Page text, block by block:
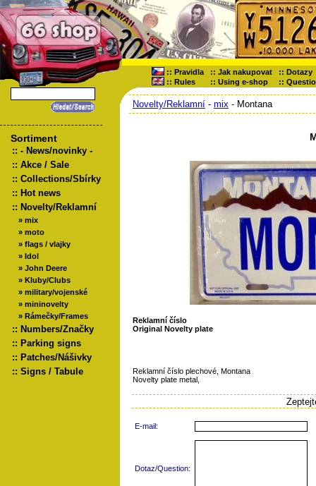
:: Pravidla :: Jak nakupovat :: Dotazy
:: Rules :: Using e-shop ::
Sortiment
:: - News/novinky -
:: Akce / Sale
:: Collections/Sbírky
:: Hot news
:: Novelty/Reklamní
» mix
» moto
» flags / vlajky
» Idol
» John Deere
» Kluby/Clubs
» military/vojenské
» mininovelty
» Rámečky/Frames
:: Numbers/Značky
:: Parking signs
:: Patches/Nášivky
:: Signs / Tabule
Novelty/Reklamní - mix - Montana
Reklamní číslo
Original Novelty plate
Reklamní číslo plechové, Montana
Novelty plate metal,
E-mail:
Dotaz/Question: